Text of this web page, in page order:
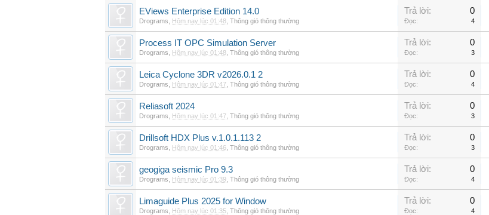
EViews Enterprise Edition 14.0
Drograms Hôm nay lúc 01:48 Thông gió thông thường
Trả lời: 0
Đọc: 4
Process IT OPC Simulation Server
Drograms Hôm nay lúc 01:48 Thông gió thông thường
Trả lời: 0
Đọc: 3
Leica Cyclone 3DR v2026.0.1 2
Drograms Hôm nay lúc 01:47 Thông gió thông thường
Trả lời: 0
Đọc: 4
Reliasoft 2024
Drograms Hôm nay lúc 01:47 Thông gió thông thường
Trả lời: 0
Đọc: 3
Drillsoft HDX Plus v.1.0.1.113 2
Drograms Hôm nay lúc 01:46 Thông gió thông thường
Trả lời: 0
Đọc: 3
geogiga seismic Pro 9.3
Drograms Hôm nay lúc 01:39 Thông gió thông thường
Trả lời: 0
Đọc: 4
Limaguide Plus 2025 for Window
Drograms Hôm nay lúc 01:35 Thông gió thông thường
Trả lời: 0
Đọc: 4